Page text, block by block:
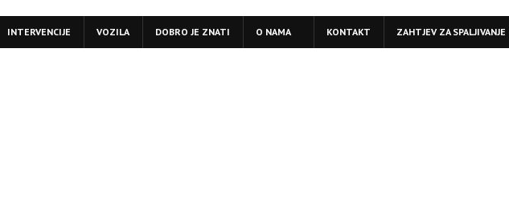
INTERVENCIJE VOZILA DOBRO JE ZNATI O NAMA KONTAKT ZAHTJEV ZA SPALJIVANJE